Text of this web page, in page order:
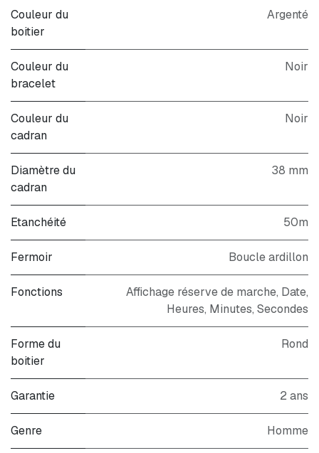
Couleur du
boitier
Argenté
Couleur du
bracelet
Noir
Couleur du
cadran
Noir
Diamètre du
cadran
38 mm
Etanchéité 50m
Fermoir Boucle ardillon
Fonctions
Affichage réserve de marche, Date,
Heures, Minutes, Secondes
Forme du
boitier
Rond
Garantie 2 ans
Genre Homme